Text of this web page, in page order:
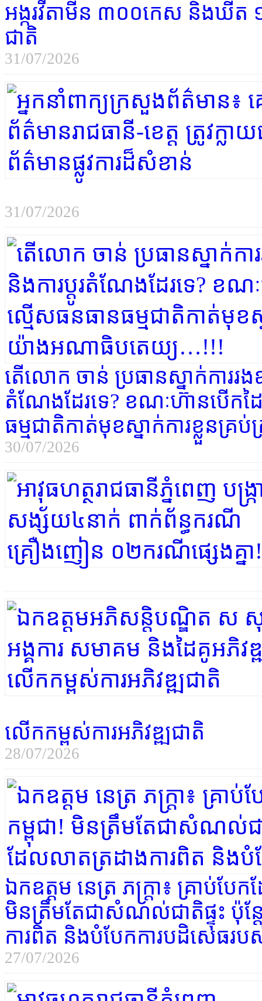
អង្ករវីតាមីន ៣០០កេស និងឃីត
ជាតិ
31/07/2026
31/07/2026
តើលោក ចាន់ ប្រធានស្នាក់ការរ
តំណែងដែរទេ? ខណៈហ៊ានបើកដៃ
ធម្មជាតិកាត់មុខស្នាក់ការខ្លួន
30/07/2026
លើកកម្ពស់ការអភិវឌ្ឍជាតិ
28/07/2026
ឯកឧត្តម នេត្រ ភក្រ្តា៖ គ្រាប់ប
មិនត្រឹមតែជាសំណល់ជាតិផ្ទុះ ប៉ុន្ត
ការពិត និងបំបែកការបដិសេធរប
27/07/2026